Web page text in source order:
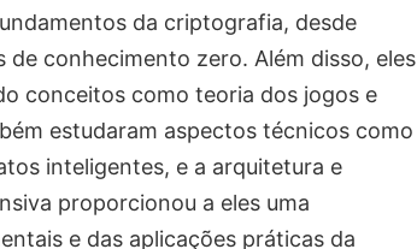
da criptografia, desde
conhecimento zero. Além disso, eles
conceitos como teoria dos jogos e
estudaram aspectos técnicos como
inteligentes, e a arquitetura e
proporcionou a eles uma
e das aplicações práticas da